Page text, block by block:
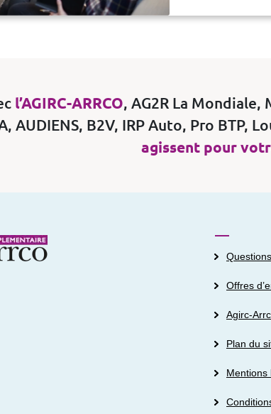
l’AGIRC-ARRCO, AG2R La
AUDIENS, B2V, IRP Auto, Pro BTP,
agissent pour
Offres
Agirc-
Plan du
Mentions